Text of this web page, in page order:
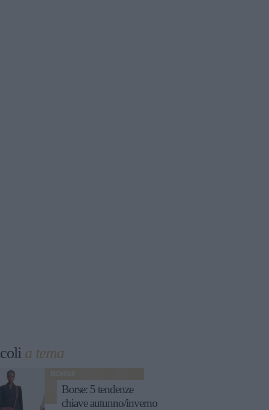
a tema
BORSE
Borse: 5 tendenze
chiave autunno/inverno